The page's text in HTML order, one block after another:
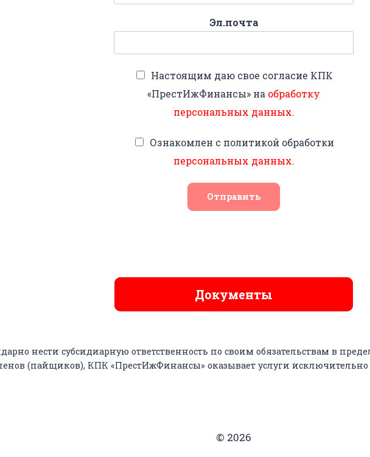
Эл.почта
Настоящим даю свое согласие КПК
«ПрестИжФинансы» на обработку
персональных данных.
Ознакомлен с политикой обработки
персональных данных.
Отправить
Документы
нести субсидиарную ответственность по своим обязательствам в
(пайщиков), КПК «ПрестИжФинансы» оказывает услуги
© 2026